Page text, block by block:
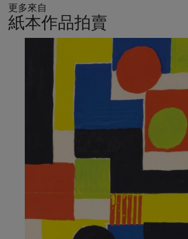
更多來自
紙本作品拍賣